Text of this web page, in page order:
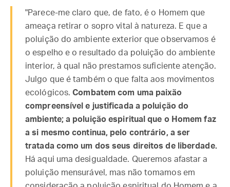
"Parece-me claro que, de fato, é o Homem que
ameaça retirar o sopro vital à natureza. E que a
poluição do ambiente exterior que observamos é
o espelho e o resultado da poluição do ambiente
interior, à qual não prestamos suficiente atenção.
Julgo que é também o que falta aos movimentos
ecológicos.Combatem com uma paixão
compreensível e justificada a poluição do
ambiente; a poluição espiritual que o Homem faz
a si mesmo continua, pelo contrário, a ser
tratada como um dos seus direitos de liberdade.
Há aqui uma desigualdade. Queremos afastar a
poluição mensurável, mas não tomamos em